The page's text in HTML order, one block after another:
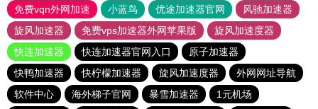
免费vqn外网加速
小蓝鸟 优途加速器官网
风驰加速器
旋风加速器
免费vps加速器外网苹果版
旋风加速度器
快连加速器
快连加速器官网入口
原子加速器
快鸭加速器
快柠檬加速器 旋风加速度器
外网网址导航
软件中心
海外梯子官网 暴雪加速器
1元机场